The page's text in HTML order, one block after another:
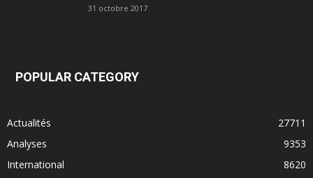
31 octobre 2017
POPULAR CATEGORY
Actualités
27711
Analyses
9353
International
8620